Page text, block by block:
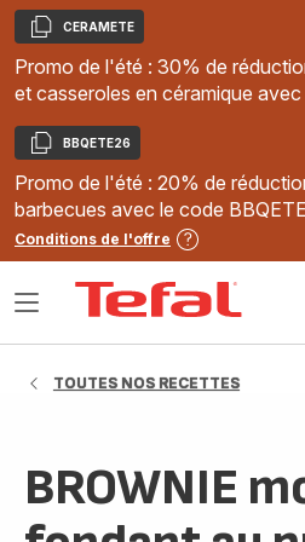
Copier
CERAMETE
Promo de l'été : 30% de
et casseroles en céramique
Copier
BBQETE26
Promo de l'été : 20% de
barbecues avec le code
Conditions de l'offre
Ouvrir
TOUTES NOS RECETTES
BROWNIE